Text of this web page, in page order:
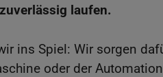
laufen.
ins Spiel: Wir sorgen
oder der